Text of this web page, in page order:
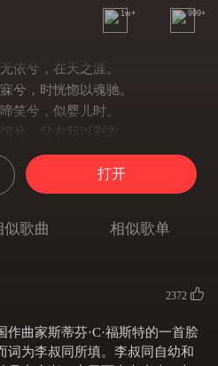
1w+ 999+
依兮，在天之涯。
兮，时恍惚以魂驰。
笑兮，似婴儿时。
兮，父衣我以彩衣。
依稀，往事知不知？
兮，感亲之恩其永垂。
怜兮， 吊形影悲。
母兮， 叹生别离。
， 感亲之恩其永垂。
依稀， 往事知不知？
兮， 感亲之恩其永垂。
打开
似歌曲 相似歌单
2372
作曲家斯蒂芬·C·福斯特的一首脍
词为李叔同所填。李叔同自幼和